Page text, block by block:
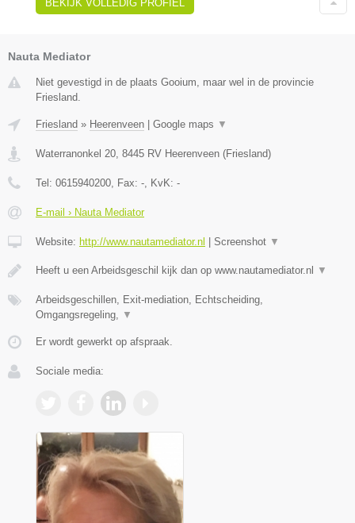
BEKIJK VOLLEDIG PROFIEL
Nauta Mediator
Niet gevestigd in de plaats Gooium, maar wel in de provincie
Friesland.
Friesland » Heerenveen Google maps ▼
Waterranonkel 20 8445 RV Heerenveen (Friesland)
Tel: 0615940200 , Fax: - , KvK: -
E-mail › Nauta Mediator
Website: http://www.nautamediator.nl Screenshot ▼
Heeft u een Arbeidsgeschil kijk dan op www.nautamediator.nl ▼
Arbeidsgeschillen, Exit-mediation, Echtscheiding,
Omgangsregeling,
▼
Er wordt gewerkt op afspraak.
Sociale media: